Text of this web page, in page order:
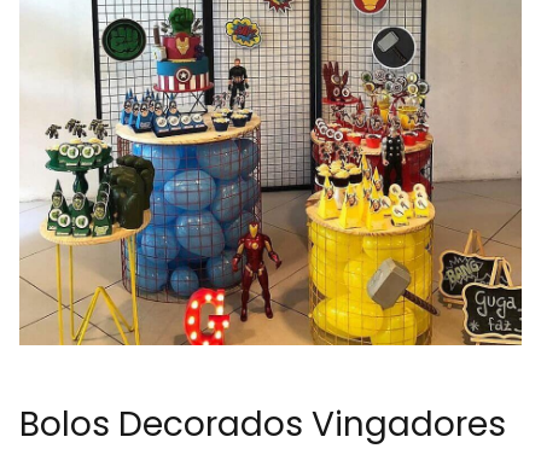
Bolos Decorados Vingadores